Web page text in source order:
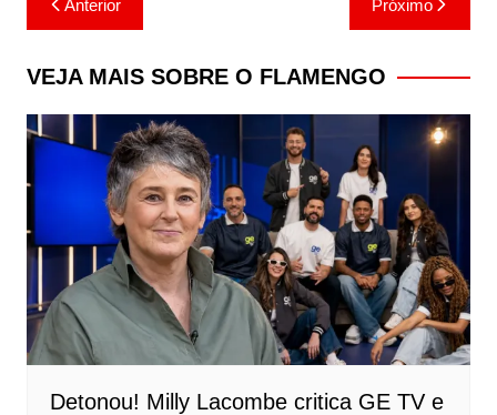
de
Post
Anterior Próximo
VEJA MAIS SOBRE O FLAMENGO
Detonou! Milly Lacombe critica GE TV e